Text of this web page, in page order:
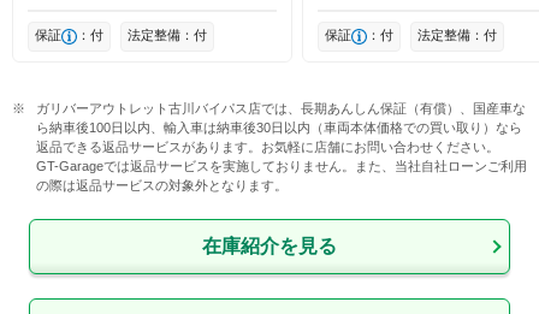
保証 ：付 法定整備：付 保証 ：付 法定整備：付
ガリバーアウトレット古川バイパス店では、長期あんしん保証（有償）、国産車な
ら納車後100日以内、輸入車は納車後30日以内（車両本体価格での買い取り）なら
返品できる返品サービスがあります。お気軽に店舗にお問い合わせください。
GT-Garageでは返品サービスを実施しておりません。また、当社自社ローンご利用
の際は返品サービスの対象外となります。
在庫紹介を見る